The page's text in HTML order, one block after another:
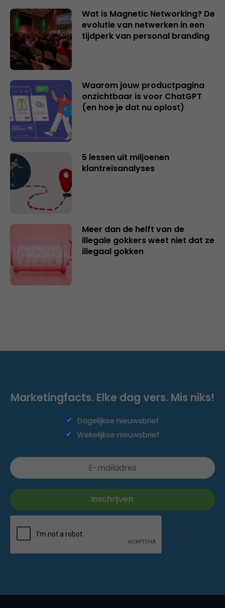
Wat is Magnetic Networking? De
evolutie van netwerken in een
tijdperk van personal branding
Waarom jouw productpagina
onzichtbaar is voor ChatGPT
(en hoe je dat nu oplost)
5 lessen uit miljoenen
klantreisanalyses
Meer dan de helft van de
illegale gokkers weet niet dat ze
illegaal gokken
Marketingfacts. Elke dag vers. Mis niks!
Dagelijkse nieuwsbrief
Wekelijkse nieuwsbrief